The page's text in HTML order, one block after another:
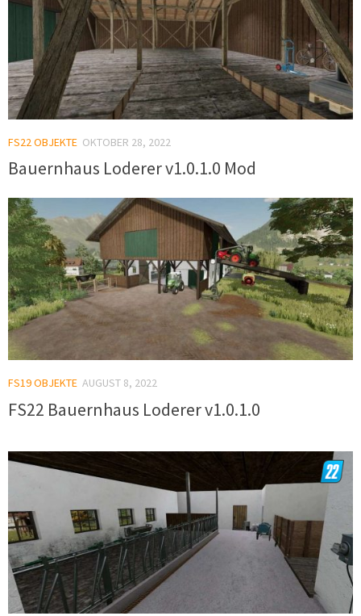
FS22 OBJEKTE OKTOBER 28, 2022
Bauernhaus Loderer v1.0.1.0 Mod
FS19 OBJEKTE AUGUST 8, 2022
FS22 Bauernhaus Loderer v1.0.1.0